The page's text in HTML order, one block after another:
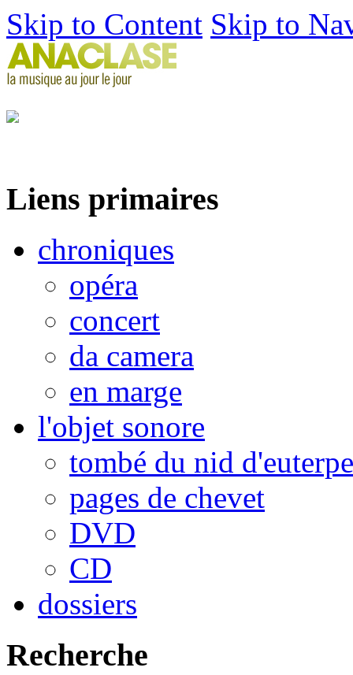
Skip to Content Skip to
Liens primaires
chroniques
opéra
concert
da camera
en marge
l'objet sonore
tombé du nid d'euterpe
pages de chevet
DVD
CD
dossiers
Recherche